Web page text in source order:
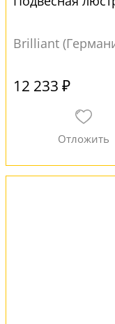
Brilliant
12 233 ₽